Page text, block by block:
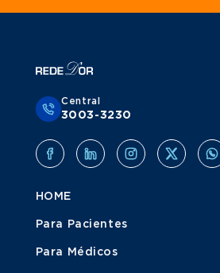
Central
3003-3230
HOME
Para Pacientes
Para Médicos